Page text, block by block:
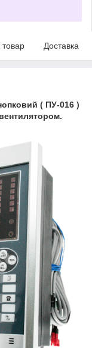
товар Доставка
( ПУ-016 )